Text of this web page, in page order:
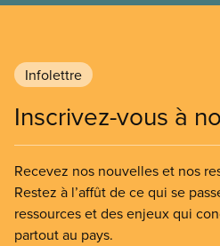
Infolettre
Inscrivez-vous à
Recevez nos nouvelles et nos
Restez à l’affût de ce qui se
ressources et des enjeux qui
partout au pays.